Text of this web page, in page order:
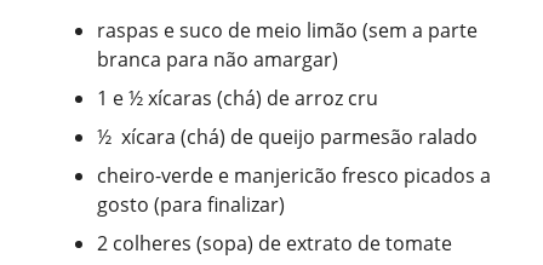
raspas e suco de meio limão (sem a parte
branca para não amargar)
1 e ½ xícaras (chá) de arroz cru
½ xícara (chá) de queijo parmesão ralado
cheiro-verde e manjericão fresco picados a
gosto (para finalizar)
2 colheres (sopa) de extrato de tomate